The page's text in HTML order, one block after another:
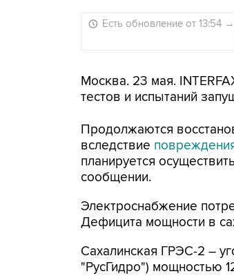
Есть обновление от 13:54 →
Москва. 23 мая.
тестов и испытаний
Продолжаются
вследствие
планируется
сообщении.
Электроснабжение
Дефицита мощности в
Сахалинская ГРЭС-2 –
"РусГидро") мощностью